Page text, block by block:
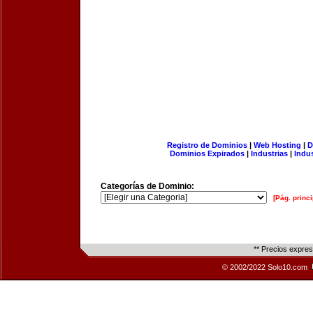
Registro de Dominios| Web Hosting |
Dominios Expirados | Industrias |
Categorías de Dominio:
[Pág.
** Precios
© 2002/2022 Solo10.com